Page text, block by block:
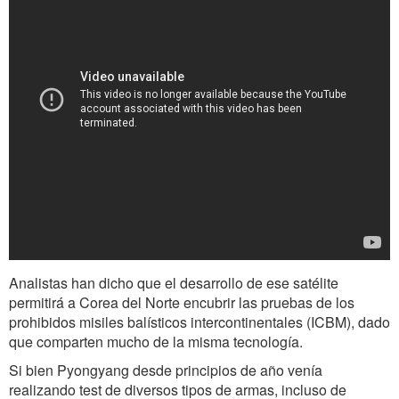
Analistas han dicho que el desarrollo de ese satélite
permitirá a Corea del Norte encubrir las pruebas de los
prohibidos misiles balísticos intercontinentales (ICBM), dado
que comparten mucho de la misma tecnología.
Si bien Pyongyang desde principios de año venía
realizando test de diversos tipos de armas, incluso de